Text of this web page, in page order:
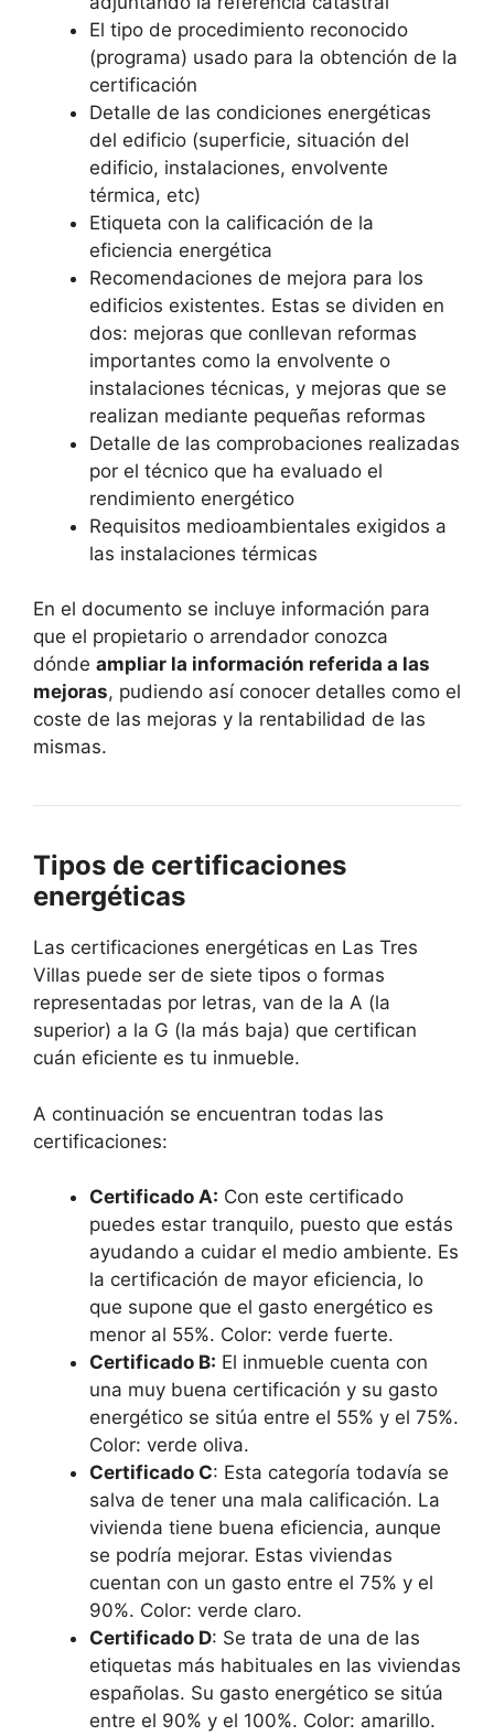
El tipo de procedimiento reconocido
(programa) usado para la obtención de la
certificación
Detalle de las condiciones energéticas
del edificio (superficie, situación del
edificio, instalaciones, envolvente
térmica, etc)
Etiqueta con la calificación de la
eficiencia energética
Recomendaciones de mejora para los
edificios existentes. Estas se dividen en
dos: mejoras que conllevan reformas
importantes como la envolvente o
instalaciones técnicas, y mejoras que se
realizan mediante pequeñas reformas
Detalle de las comprobaciones realizadas
por el técnico que ha evaluado el
rendimiento energético
Requisitos medioambientales exigidos a
las instalaciones térmicas
En el documento se incluye información para
que el propietario o arrendador conozca
dónde ampliar la información referida a las
mejoras, pudiendo así conocer detalles como el
coste de las mejoras y la rentabilidad de las
mismas.
Tipos de certificaciones
energéticas
Las certificaciones energéticas en Las Tres
Villas puede ser de siete tipos o formas
representadas por letras, van de la A (la
superior) a la G (la más baja) que certifican
cuán eficiente es tu inmueble.
A continuación se encuentran todas las
certificaciones:
Certificado A: Con este certificado
puedes estar tranquilo, puesto que estás
ayudando a cuidar el medio ambiente. Es
la certificación de mayor eficiencia, lo
que supone que el gasto energético es
menor al 55%. Color: verde fuerte.
Certificado B: El inmueble cuenta con
una muy buena certificación y su gasto
energético se sitúa entre el 55% y el 75%.
Color: verde oliva.
Certificado C: Esta categoría todavía se
salva de tener una mala calificación. La
vivienda tiene buena eficiencia, aunque
se podría mejorar. Estas viviendas
cuentan con un gasto entre el 75% y el
90%. Color: verde claro.
Certificado D: Se trata de una de las
etiquetas más habituales en las viviendas
españolas. Su gasto energético se sitúa
entre el 90% y el 100%. Color: amarillo.